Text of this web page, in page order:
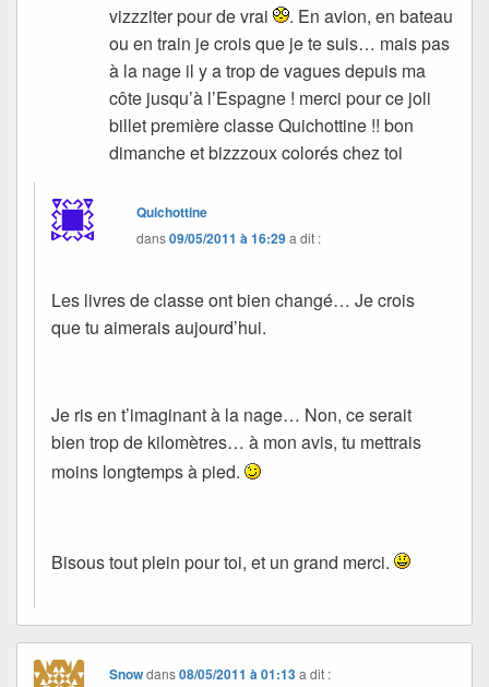
vizzziter pour de vrai
. En avion, en bateau
ou en train je crois que je te suis… mais pas
à la nage il y a trop de vagues depuis ma
côte jusqu’à l’Espagne ! merci pour ce joli
billet première classe Quichottine !! bon
dimanche et bizzzoux colorés chez toi
Quichottine
dans09/05/2011 à 16:29a dit :
Les livres de classe ont bien changé… Je crois
que tu aimerais aujourd’hui.
Je ris en t’imaginant à la nage… Non, ce serait
bien trop de kilomètres… à mon avis, tu mettrais
moins longtemps à pied.
Bisous tout plein pour toi, et un grand merci.
Snowdans08/05/2011 à 01:13 a dit :